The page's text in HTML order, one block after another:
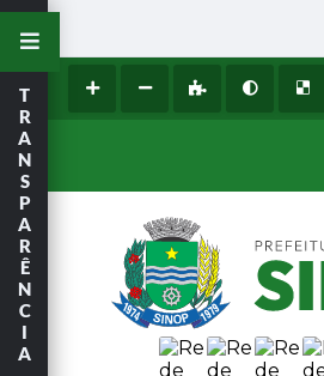
T
R
A
N
S
P
A
R
Ê
N
C
I
A